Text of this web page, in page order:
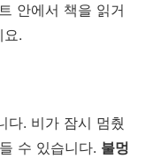
안에서 책을 읽거
요.
다. 비가 잠시 멈췄
수 있습니다. 불멍